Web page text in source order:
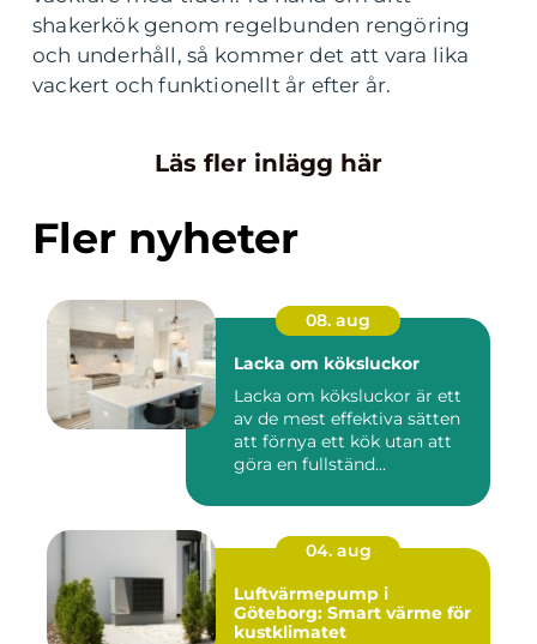
shakerkök genom regelbunden rengöring
och underhåll, så kommer det att vara lika
vackert och funktionellt år efter år.
Läs fler inlägg här
Fler nyheter
08. aug
Lacka om köksluckor
Lacka om köksluckor är ett
av de mest effektiva sätten
att förnya ett kök utan att
göra en fullständ...
04. aug
Luftvärmepump i
Göteborg: Smart värme för
kustklimatet